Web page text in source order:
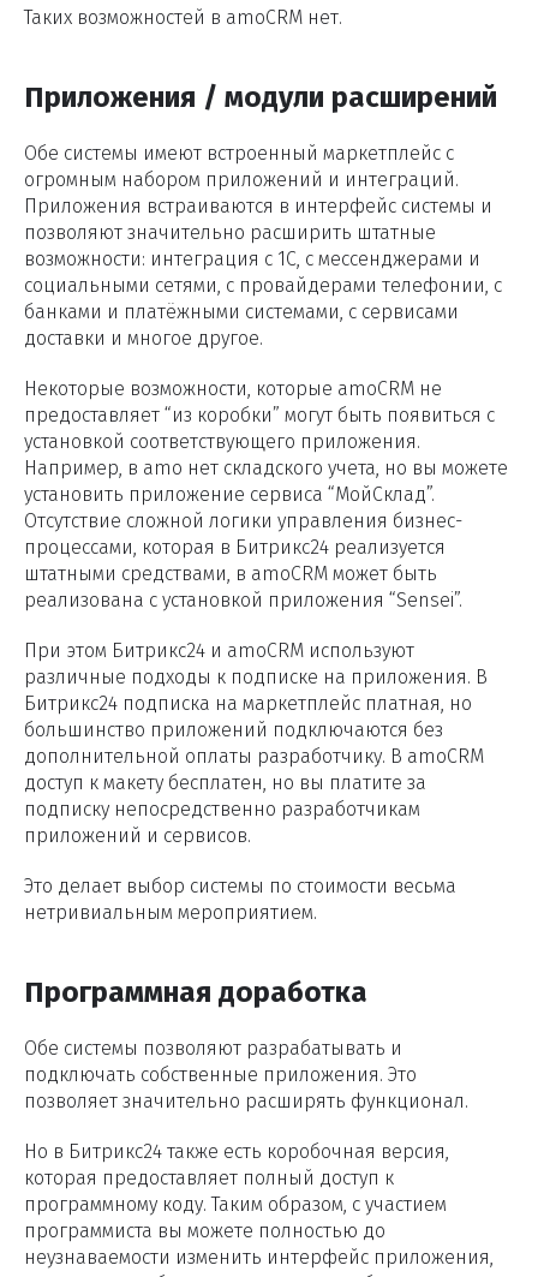
Таких возможностей в amoCRM нет.
Приложения / модули расширений
Обе системы имеют встроенный маркетплейс с
огромным набором приложений и интеграций.
Приложения встраиваются в интерфейс системы и
позволяют значительно расширить штатные
возможности: интеграция с 1С, с мессенджерами и
социальными сетями, с провайдерами телефонии, с
банками и платёжными системами, с сервисами
доставки и многое другое.
Некоторые возможности, которые amoCRM не
предоставляет “из коробки” могут быть появиться с
установкой соответствующего приложения.
Например, в amo нет складского учета, но вы можете
установить приложение сервиса “МойСклад”.
Отсутствие сложной логики управления бизнес-
процессами, которая в Битрикс24 реализуется
штатными средствами, в amoCRM может быть
реализована с установкой приложения “Sensei”.
При этом Битрикс24 и amoCRM используют
различные подходы к подписке на приложения. В
Битрикс24 подписка на маркетплейс платная, но
большинство приложений подключаются без
дополнительной оплаты разработчику. В amoCRM
доступ к макету бесплатен, но вы платите за
подписку непосредственно разработчикам
приложений и сервисов.
Это делает выбор системы по стоимости весьма
нетривиальным мероприятием.
Программная доработка
Обе системы позволяют разрабатывать и
подключать собственные приложения. Это
позволяет значительно расширять функционал.
Но в Битрикс24 также есть коробочная версия,
которая предоставляет полный доступ к
программному коду. Таким образом, с участием
программиста вы можете полностью до
неузнаваемости изменить интерфейс приложения,